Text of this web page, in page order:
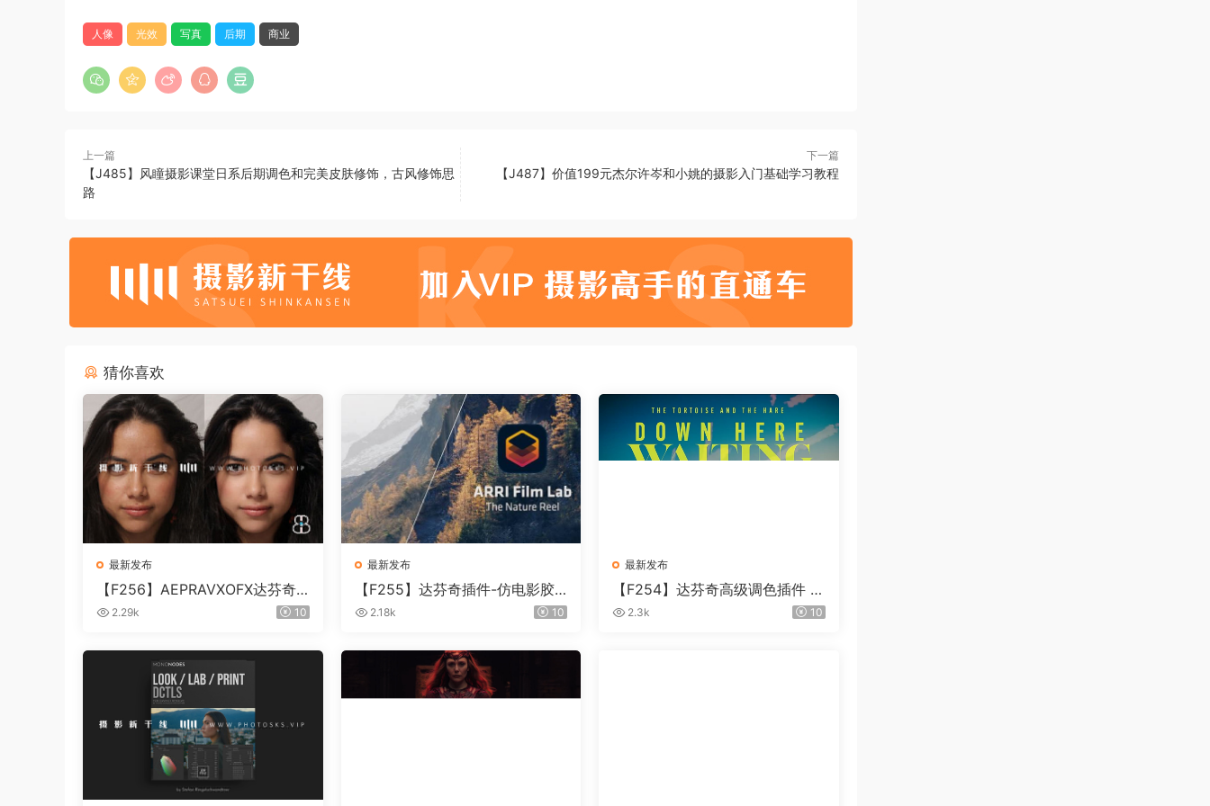
人像 光效 写真 后期 商业
上一篇
【J485】风瞳摄影课堂日系后期调色和完美皮肤修饰，古风修饰思
路
下一篇
【J487】价值199元杰尔许岑和小姚的摄影入门基础学习教程
猜你喜欢
最新发布
【F256】AEPRAVXOFX达芬奇
视频人像磨皮润肤美颜插件 Beau
2.29k 10
最新发布
【F255】达芬奇插件-仿电影胶
片视频调色插件 ARRI Film Lab 1.
2.18k 10
最新发布
【F254】达芬奇高级调色插件 C
ontour V2.2.2 WinMac 含使用
2.3k 10